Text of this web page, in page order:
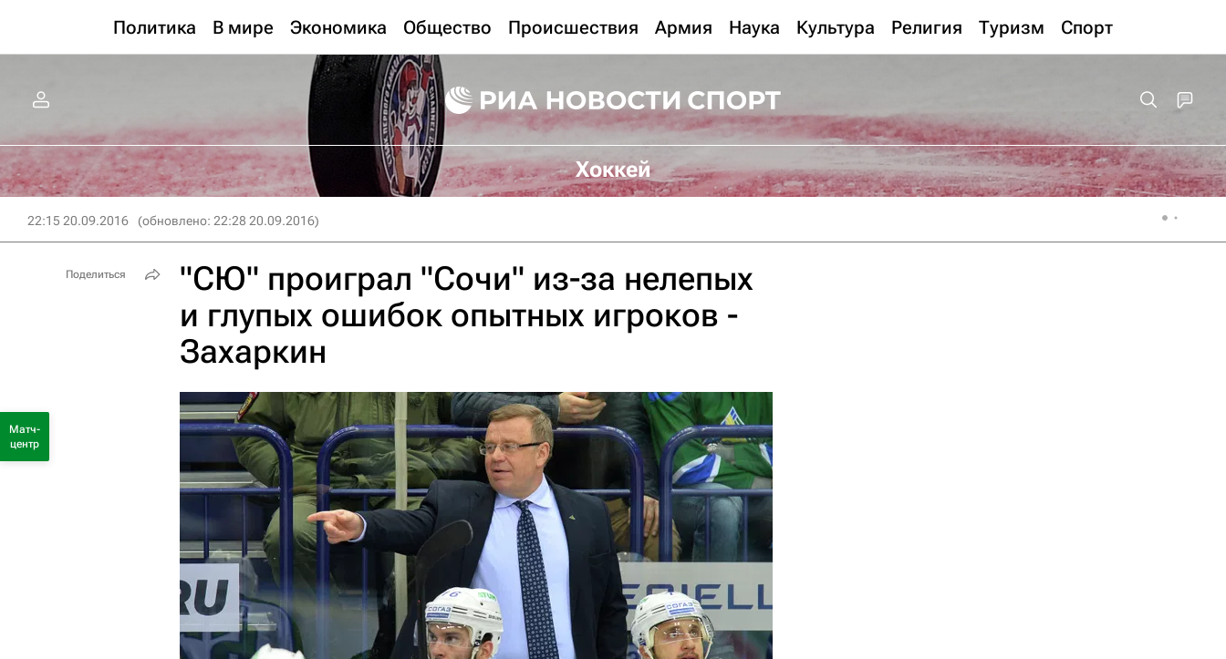
Политика В мире Экономика Общество Происшествия Армия Наука Культура Религия Туризм Спорт
Хоккей
22:15 20.09.2016 (обновлено: 22:28 20.09.2016)
"СЮ" проиграл "Сочи" из-за нелепых
и глупых ошибок опытных игроков -
Захаркин
Поделиться
Матч-
центр